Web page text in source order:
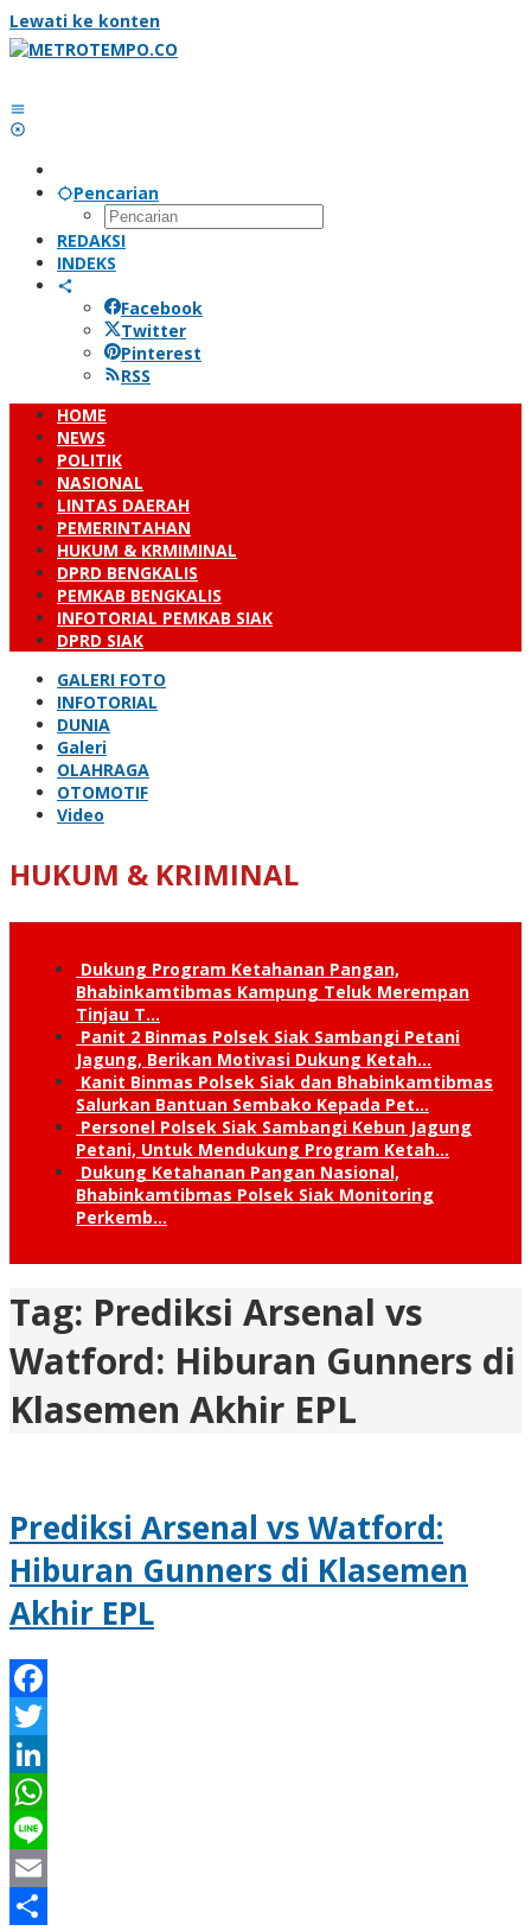
Lewati ke konten
Pencarian
REDAKSI
INDEKS
Facebook
Twitter
Pinterest
RSS
HOME
NEWS
POLITIK
NASIONAL
LINTAS DAERAH
PEMERINTAHAN
HUKUM & KRMIMINAL
DPRD BENGKALIS
PEMKAB BENGKALIS
INFOTORIAL PEMKAB SIAK
DPRD SIAK
GALERI FOTO
INFOTORIAL
DUNIA
Galeri
OLAHRAGA
OTOMOTIF
Video
HUKUM & KRIMINAL
Dukung Program Ketahanan Pangan,
Bhabinkamtibmas Kampung Teluk Merempan
Tinjau T…
Panit 2 Binmas Polsek Siak Sambangi Petani
Jagung, Berikan Motivasi Dukung Ketah…
Kanit Binmas Polsek Siak dan Bhabinkamtibmas
Salurkan Bantuan Sembako Kepada Pet…
Personel Polsek Siak Sambangi Kebun Jagung
Petani, Untuk Mendukung Program Ketah…
Dukung Ketahanan Pangan Nasional,
Bhabinkamtibmas Polsek Siak Monitoring
Perkemb…
Tag: Prediksi Arsenal vs
Watford: Hiburan Gunners di
Klasemen Akhir EPL
Prediksi Arsenal vs Watford:
Hiburan Gunners di Klasemen
Akhir EPL
Facebook
Twitter
LinkedIn
WhatsApp
Line
Email